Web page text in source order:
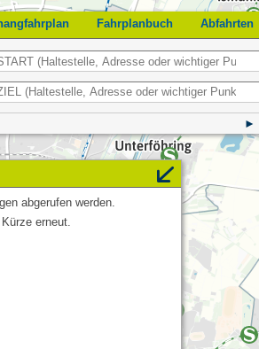
Fahrplanbuch Abfahrten
abgerufen werden.
erneut.